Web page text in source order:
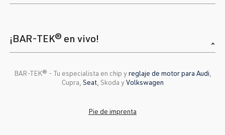
¡BAR-TEK® en vivo!
BAR-TEK®️ - Tu especialista en chip yreglaje de motor para Audi
Cupra, Seat, Skoda yVolkswagen
Pie de imprenta